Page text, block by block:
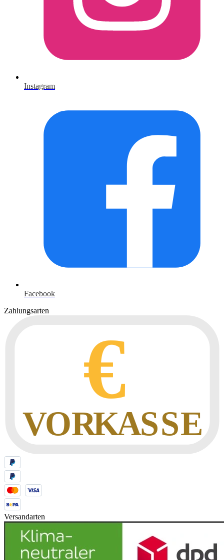
Facebook
Instagram
Zahlungsarten
Versandarten